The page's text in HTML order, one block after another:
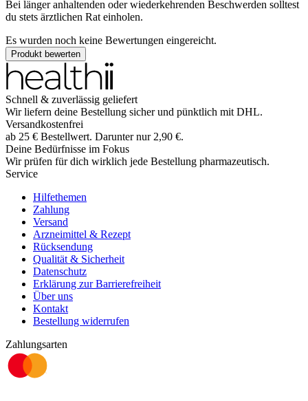
Bei länger anhaltenden oder wiederkehrenden Beschwerden solltest
du stets ärztlichen Rat einholen.
Es wurden noch keine Bewertungen eingereicht.
Produkt bewerten
Schnell & zuverlässig geliefert
Wir liefern deine Bestellung sicher und pünktlich mit DHL.
Versandkostenfrei
ab 25 € Bestellwert. Darunter nur 2,90 €.
Deine Bedürfnisse im Fokus
Wir prüfen für dich wirklich jede Bestellung pharmazeutisch.
Service
Hilfethemen
Zahlung
Versand
Arzneimittel & Rezept
Rücksendung
Qualität & Sicherheit
Datenschutz
Erklärung zur Barrierefreiheit
Über uns
Kontakt
Bestellung widerrufen
Zahlungsarten